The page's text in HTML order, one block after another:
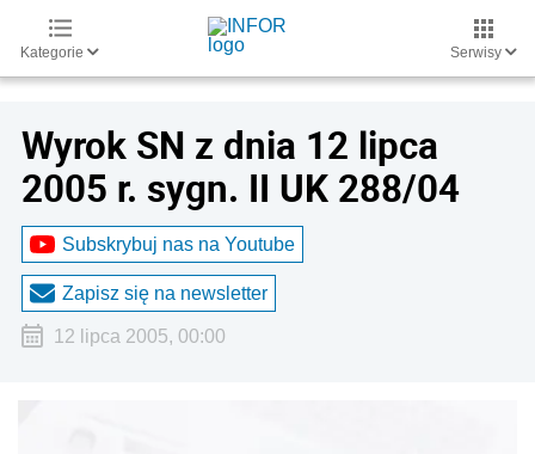
Kategorie Serwisy
Wyrok SN z dnia 12 lipca
2005 r. sygn. II UK 288/04
Subskrybuj nas na Youtube
Zapisz się na newsletter
12 lipca 2005, 00:00